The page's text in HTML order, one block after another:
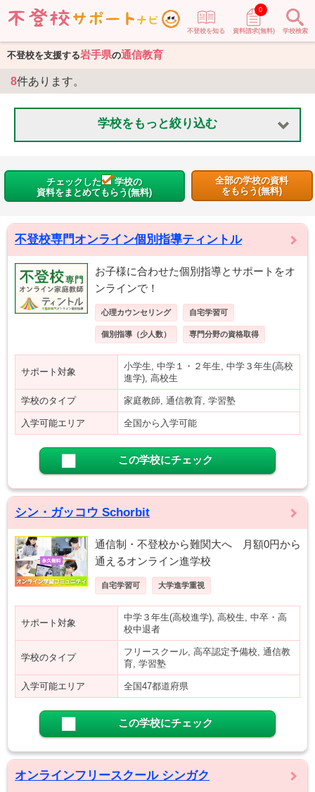
不登校を知る 資料請求(無料)
0
学校検索
不登校を支援する岩手県の通信教育
8件あります。
学校をもっと絞り込む
チェックした
学校の
資料をまとめてもらう(無料)
全部の学校の資料
をもらう(無料)
不登校専門オンライン個別指導ティントル
お子様に合わせた個別指導とサポートをオ
ンラインで！
心理カウンセリング 自宅学習可
個別指導（少人数） 専門分野の資格取得
サポート対象
小学生, 中学１・２年生, 中学３年生(高校
進学), 高校生
学校のタイプ 家庭教師, 通信教育, 学習塾
入学可能エリア 全国から入学可能
この学校にチェック
シン・ガッコウ Schorbit
通信制・不登校から難関大へ 月額0円から
通えるオンライン進学校
自宅学習可 大学進学重視
サポート対象
中学３年生(高校進学), 高校生, 中卒・高
校中退者
学校のタイプ
フリースクール, 高卒認定予備校, 通信教
育, 学習塾
入学可能エリア 全国47都道府県
この学校にチェック
オンラインフリースクール シンガク